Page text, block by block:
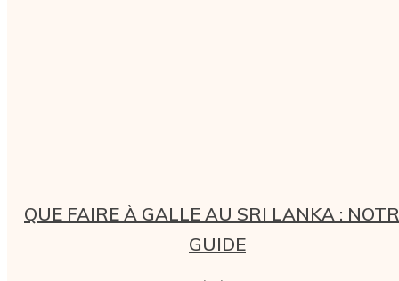
QUE FAIRE À GALLE AU SRI LANKA :
GUIDE